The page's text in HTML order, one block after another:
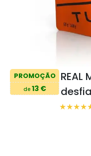
PROMOÇÃO
de13 €